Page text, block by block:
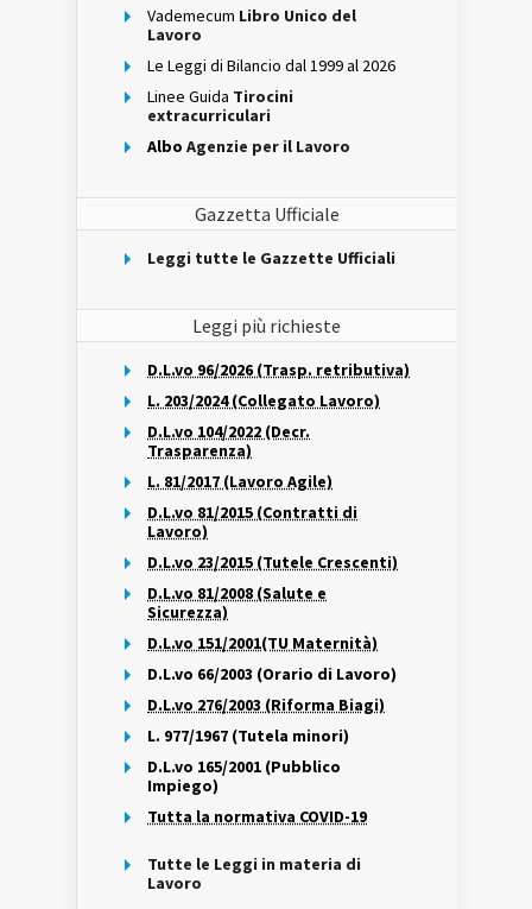
Vademecum Libro Unico del
Lavoro
Le Leggi di Bilancio dal 1999 al 2026
Linee Guida Tirocini
extracurriculari
Albo Agenzie per il Lavoro
Gazzetta Ufficiale
Leggi tutte le Gazzette Ufficiali
Leggi più richieste
D.L.vo 96/2026 (Trasp. retributiva)
L. 203/2024 (Collegato Lavoro)
D.L.vo 104/2022 (Decr.
Trasparenza)
L. 81/2017 (Lavoro Agile)
D.L.vo 81/2015 (Contratti di
Lavoro)
D.L.vo 23/2015 (Tutele Crescenti)
D.L.vo 81/2008 (Salute e
Sicurezza)
D.L.vo 151/2001(TU Maternità)
D.L.vo 66/2003 (Orario di Lavoro)
D.L.vo 276/2003 (Riforma Biagi)
L. 977/1967 (Tutela minori)
D.L.vo 165/2001 (Pubblico
Impiego)
Tutta la normativa COVID-19
Tutte le Leggi in materia di
Lavoro